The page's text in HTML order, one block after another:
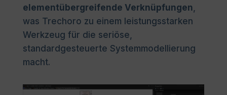
elementübergreifende Verknüpfungen
was Trechoro zu einem leistungsstarken
Werkzeug für die seriöse,
standardgesteuerte Systemmodellierung
macht.